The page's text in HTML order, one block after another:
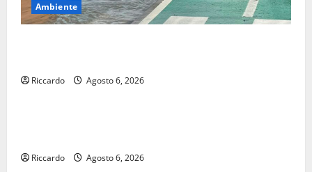
Ambiente
Riccardo Agosto 6, 2026
Cinema
Riccardo Agosto 6, 2026